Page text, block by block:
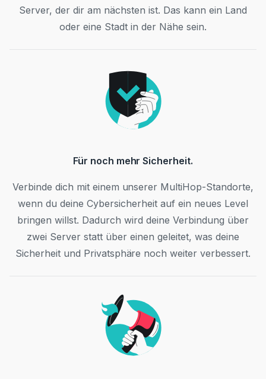
Server, der dir am nächsten ist. Das kann ein Land
oder eine Stadt in der Nähe sein.
Für noch mehr Sicherheit.
Verbinde dich mit einem unserer MultiHop-Standorte,
wenn du deine Cybersicherheit auf ein neues Level
bringen willst. Dadurch wird deine Verbindung über
zwei Server statt über einen geleitet, was deine
Sicherheit und Privatsphäre noch weiter verbessert.